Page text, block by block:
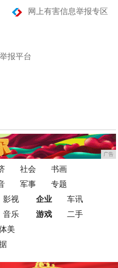
网上有害信息举报专区
报平台
广告
社会
书画
军事
专题
影视
音乐
企业
车讯
游戏
二手
美